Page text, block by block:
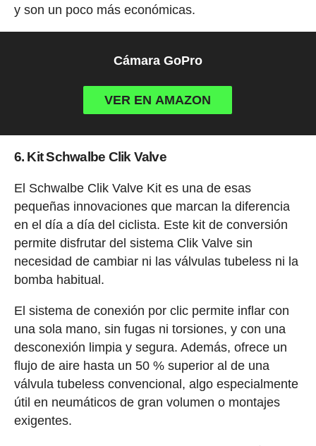
y son un poco más económicas.
Cámara GoPro
VER EN AMAZON
6. Kit Schwalbe Clik Valve
El Schwalbe Clik Valve Kit es una de esas
pequeñas innovaciones que marcan la diferencia
en el día a día del ciclista. Este kit de conversión
permite disfrutar del sistema Clik Valve sin
necesidad de cambiar ni las válvulas tubeless ni la
bomba habitual.
El sistema de conexión por clic permite inflar con
una sola mano, sin fugas ni torsiones, y con una
desconexión limpia y segura. Además, ofrece un
flujo de aire hasta un 50 % superior al de una
válvula tubeless convencional, algo especialmente
útil en neumáticos de gran volumen o montajes
exigentes.